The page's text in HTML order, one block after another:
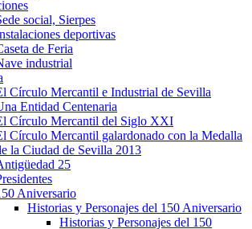
social, Sierpes
deportivas
de Feria
industrial
Círculo Mercantil e Industrial de Sevilla
Entidad Centenaria
Círculo Mercantil del Siglo XXI
Círculo Mercantil galardonado con la Medalla
la Ciudad de Sevilla 2013
25
Aniversario
Historias y Personajes del 150 Aniversario
Historias y Personajes del 150